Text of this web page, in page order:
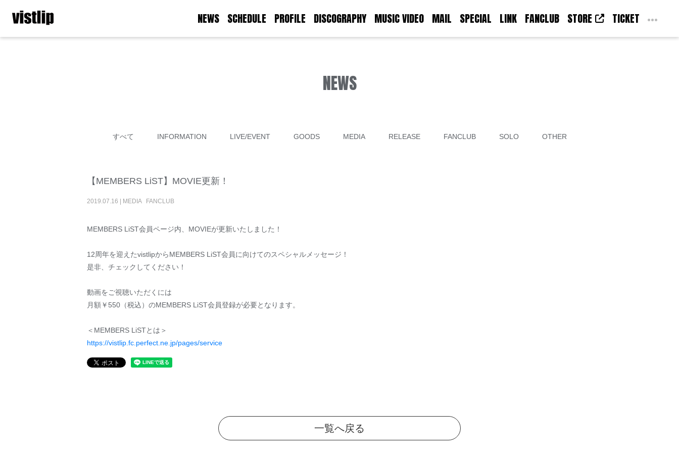
NEWS SCHEDULE PROFILE DISCOGRAPHY MUSIC VIDEO MAIL SPECIAL LINK FANCLUB STORE TICKET
NEWS
すべて INFORMATION LIVE/EVENT GOODS MEDIA RELEASE FANCLUB SOLO OTHER
【MEMBERS LiST】MOVIE更新！
2019.07.16 MEDIA FANCLUB
MEMBERS LiST会員ページ内、MOVIEが更新いたしました！
12周年を迎えたvistlipからMEMBERS LiST会員に向けてのスペシャルメッセージ！
是非、チェックしてください！
動画をご視聴いただくには
月額￥550（税込）のMEMBERS LiST会員登録が必要となります。
＜MEMBERS LiSTとは＞
https://vistlip.fc.perfect.ne.jp/pages/service
一覧へ戻る